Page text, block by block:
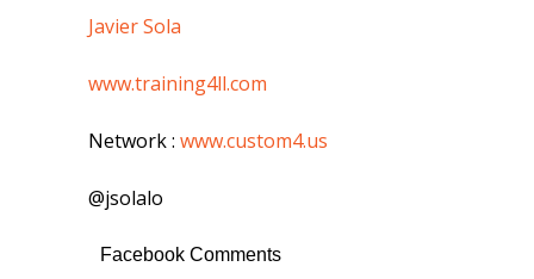
Javier Sola
www.training4ll.com
Network : www.custom4.us
@jsolalo
Facebook Comments